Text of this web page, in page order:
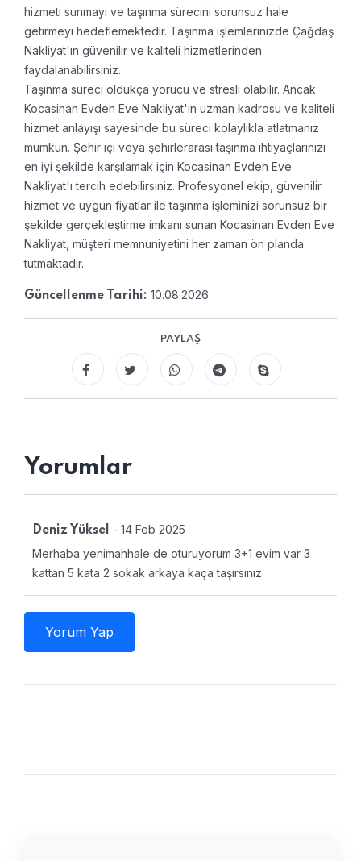
hizmeti sunmayı ve taşınma sürecini sorunsuz hale
getirmeyi hedeflemektedir. Taşınma işlemlerinizde Çağdaş
Nakliyat'ın güvenilir ve kaliteli hizmetlerinden
faydalanabilirsiniz.
Taşınma süreci oldukça yorucu ve stresli olabilir. Ancak
Kocasinan Evden Eve Nakliyat'ın uzman kadrosu ve kaliteli
hizmet anlayışı sayesinde bu süreci kolaylıkla atlatmanız
mümkün. Şehir içi veya şehirlerarası taşınma ihtiyaçlarınızı
en iyi şekilde karşılamak için Kocasinan Evden Eve
Nakliyat'ı tercih edebilirsiniz. Profesyonel ekip, güvenilir
hizmet ve uygun fiyatlar ile taşınma işleminizi sorunsuz bir
şekilde gerçekleştirme imkanı sunan Kocasinan Evden Eve
Nakliyat, müşteri memnuniyetini her zaman ön planda
tutmaktadır.
Güncellenme Tarihi: 10.08.2026
PAYLAŞ
Yorumlar
Deniz Yüksel - 14 Feb 2025
Merhaba yenimahhale de oturuyorum 3+1 evim var 3
kattan 5 kata 2 sokak arkaya kaça taşırsınız
Yorum Yap